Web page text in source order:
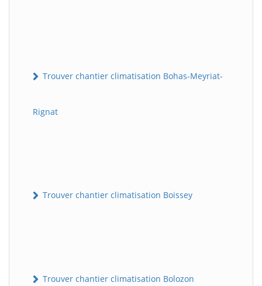
Trouver chantier climatisation Bohas-Meyriat-
Rignat
Trouver chantier climatisation Boissey
Trouver chantier climatisation Bolozon